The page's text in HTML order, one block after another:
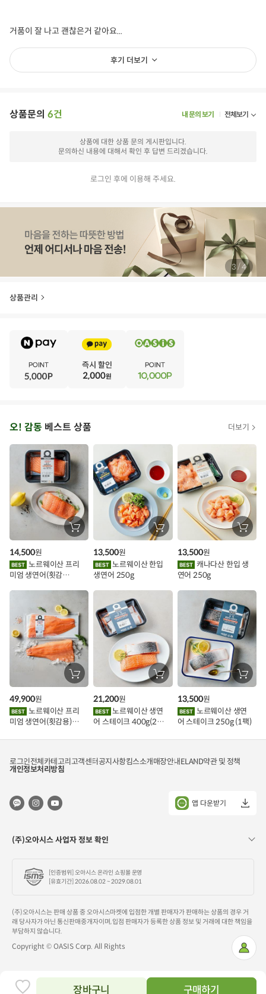
마
이
지
장바구니 구매하기
거품이 잘 나고 괜찮은거 같아요...
후기 더보기
상품문의 6건 내 문의 보기 전체보기
상품에 대한 상품 문의 게시판입니다.
문의하신 내용에 대해서 확인 후 답변 드리겠습니다.
로그인 후에 이용해 주세요.
4 /4
상품관리
아
시
인
이
트
오! 감동 베스트 상품 더보기
장
바
에
담
노르웨이산 프리
미엄 생연어(횟감
14,500원
장
바
에
담
노르웨이산 한입
생연어 250g
13,500원
장
바
에
담
연어 250g
13,500원
장
바
에
담
기
노르웨이산 프리
미엄 생연어(횟감용)
49,900원
장
바
에
담
기
노르웨이산 생연
어 스테이크 400g(2조
21,200원
장
바
에
담
기
어 스테이크 250g (1팩)
13,500원
로그인전체카테고리고객센터공지사항킴스소개매장안내ELAND약관 및 정책
개인정보처리방침
앱 다운받기
(주)오아시스 사업자 정보 확인
[인증범위] 오아시스 온라인 쇼핑몰 운영
[유효기간] 2026.08.02 ~ 2029.08.01
(주)오아시스는 판매 상품 중 오아시스마켓에 입점한 개별 판매자가 판매하는 상품의 경우 거
래 당사자가 아닌 통신판매중개자이며, 입점 판매자가 등록한 상품 정보 및 거래에 대한 책임을
부담하지 않습니다.
Copyright © OASIS Corp. All Rights